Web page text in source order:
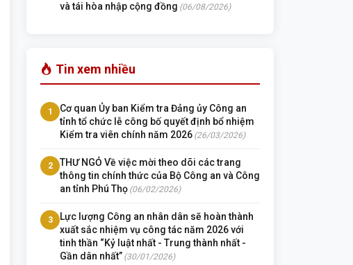
và tái hòa nhập cộng đồng (06/08/2026)
Tin xem nhiều
1
Cơ quan Ủy ban Kiểm tra Đảng ủy Công an
tỉnh tổ chức lễ công bố quyết định bổ nhiệm
Kiểm tra viên chính năm 2026 (26/03/2026)
2
THƯ NGỎ Về việc mời theo dõi các trang
thông tin chính thức của Bộ Công an và Công
an tỉnh Phú Thọ (06/02/2026)
3
Lực lượng Công an nhân dân sẽ hoàn thành
xuất sắc nhiệm vụ công tác năm 2026 với
tinh thần “Kỷ luật nhất - Trung thành nhất -
Gần dân nhất” (30/01/2026)